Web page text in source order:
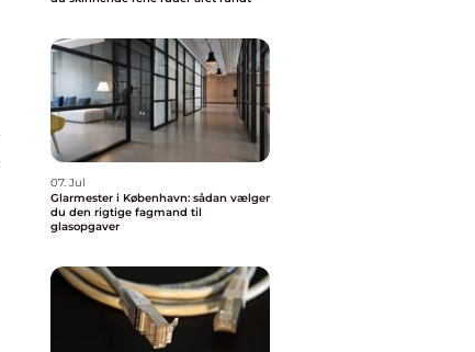
07. Jul
Glarmester i København: sådan vælger
du den rigtige fagmand til
glasopgaver